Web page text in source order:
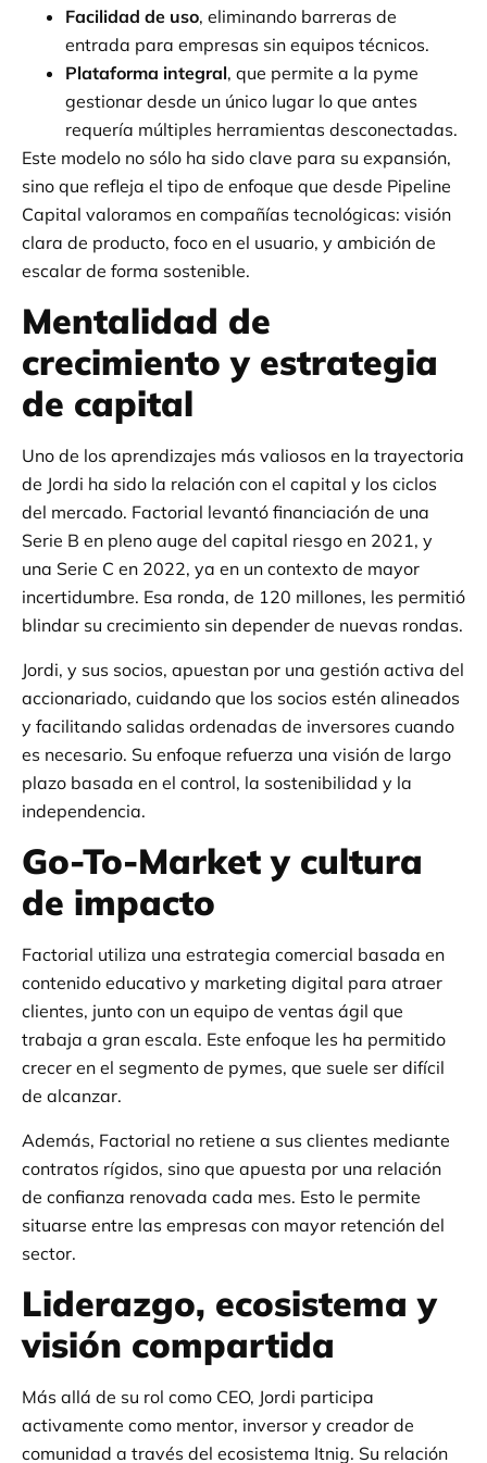
Facilidad de uso, eliminando barreras de
entrada para empresas sin equipos técnicos.
Plataforma integral, que permite a la pyme
gestionar desde un único lugar lo que antes
requería múltiples herramientas desconectadas.
Este modelo no sólo ha sido clave para su expansión,
sino que refleja el tipo de enfoque que desde Pipeline
Capital valoramos en compañías tecnológicas: visión
clara de producto, foco en el usuario, y ambición de
escalar de forma sostenible.
Mentalidad de
crecimiento y estrategia
de capital
Uno de los aprendizajes más valiosos en la trayectoria
de Jordi ha sido la relación con el capital y los ciclos
del mercado. Factorial levantó financiación de una
Serie B en pleno auge del capital riesgo en 2021, y
una Serie C en 2022, ya en un contexto de mayor
incertidumbre. Esa ronda, de 120 millones, les permitió
blindar su crecimiento sin depender de nuevas rondas.
Jordi, y sus socios, apuestan por una gestión activa del
accionariado, cuidando que los socios estén alineados
y facilitando salidas ordenadas de inversores cuando
es necesario. Su enfoque refuerza una visión de largo
plazo basada en el control, la sostenibilidad y la
independencia.
Go-To-Market y cultura
de impacto
Factorial utiliza una estrategia comercial basada en
contenido educativo y marketing digital para atraer
clientes, junto con un equipo de ventas ágil que
trabaja a gran escala. Este enfoque les ha permitido
crecer en el segmento de pymes, que suele ser difícil
de alcanzar.
Además, Factorial no retiene a sus clientes mediante
contratos rígidos, sino que apuesta por una relación
de confianza renovada cada mes. Esto le permite
situarse entre las empresas con mayor retención del
sector.
Liderazgo, ecosistema y
visión compartida
Más allá de su rol como CEO, Jordi participa
activamente como mentor, inversor y creador de
comunidad a través del ecosistema Itnig. Su relación